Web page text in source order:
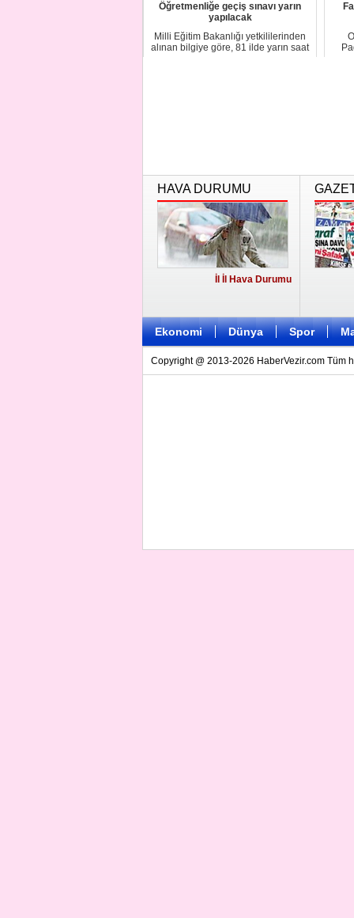
Öğretmenliğe geçiş sınavı yarın
yapılacak
Milli Eğitim Bakanlığı yetkililerinden
alınan bilgiye göre, 81 ilde yarın saat
HAVA DURUMU
İl İl Hava Durumu
Ekonomi Dünya Spor
Copyright @ 2013-2026 HaberVezir.com Tüm